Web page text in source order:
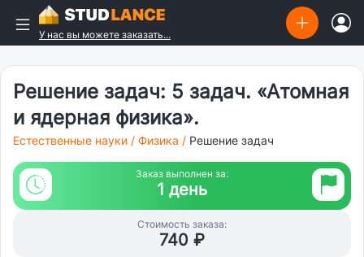
У нас вы можете заказать...
Решение задач: 5 задач. «Атомная
и ядерная физика».
Естественные науки / Физика / Решение задач
Заказ выполнен за:
1 день
Стоимость заказа:
740 ₽